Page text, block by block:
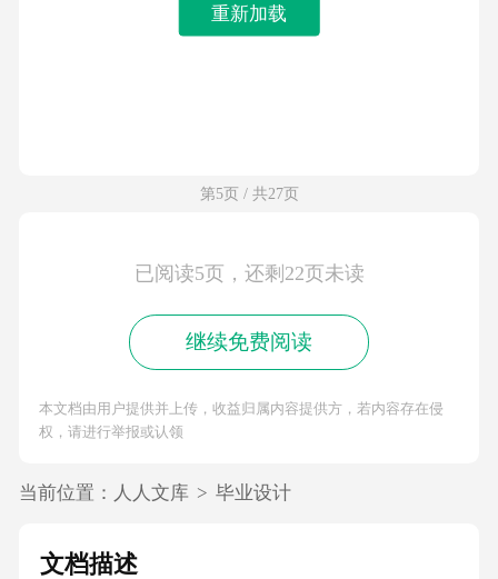
重新加载
第5页 / 共27页
已阅读5页，还剩22页未读
继续免费阅读
本文档由用户提供并上传，收益归属内容提供方，若内容存在侵
权，请进行举报或认领
当前位置： 人人文库 > 毕业设计
文档描述